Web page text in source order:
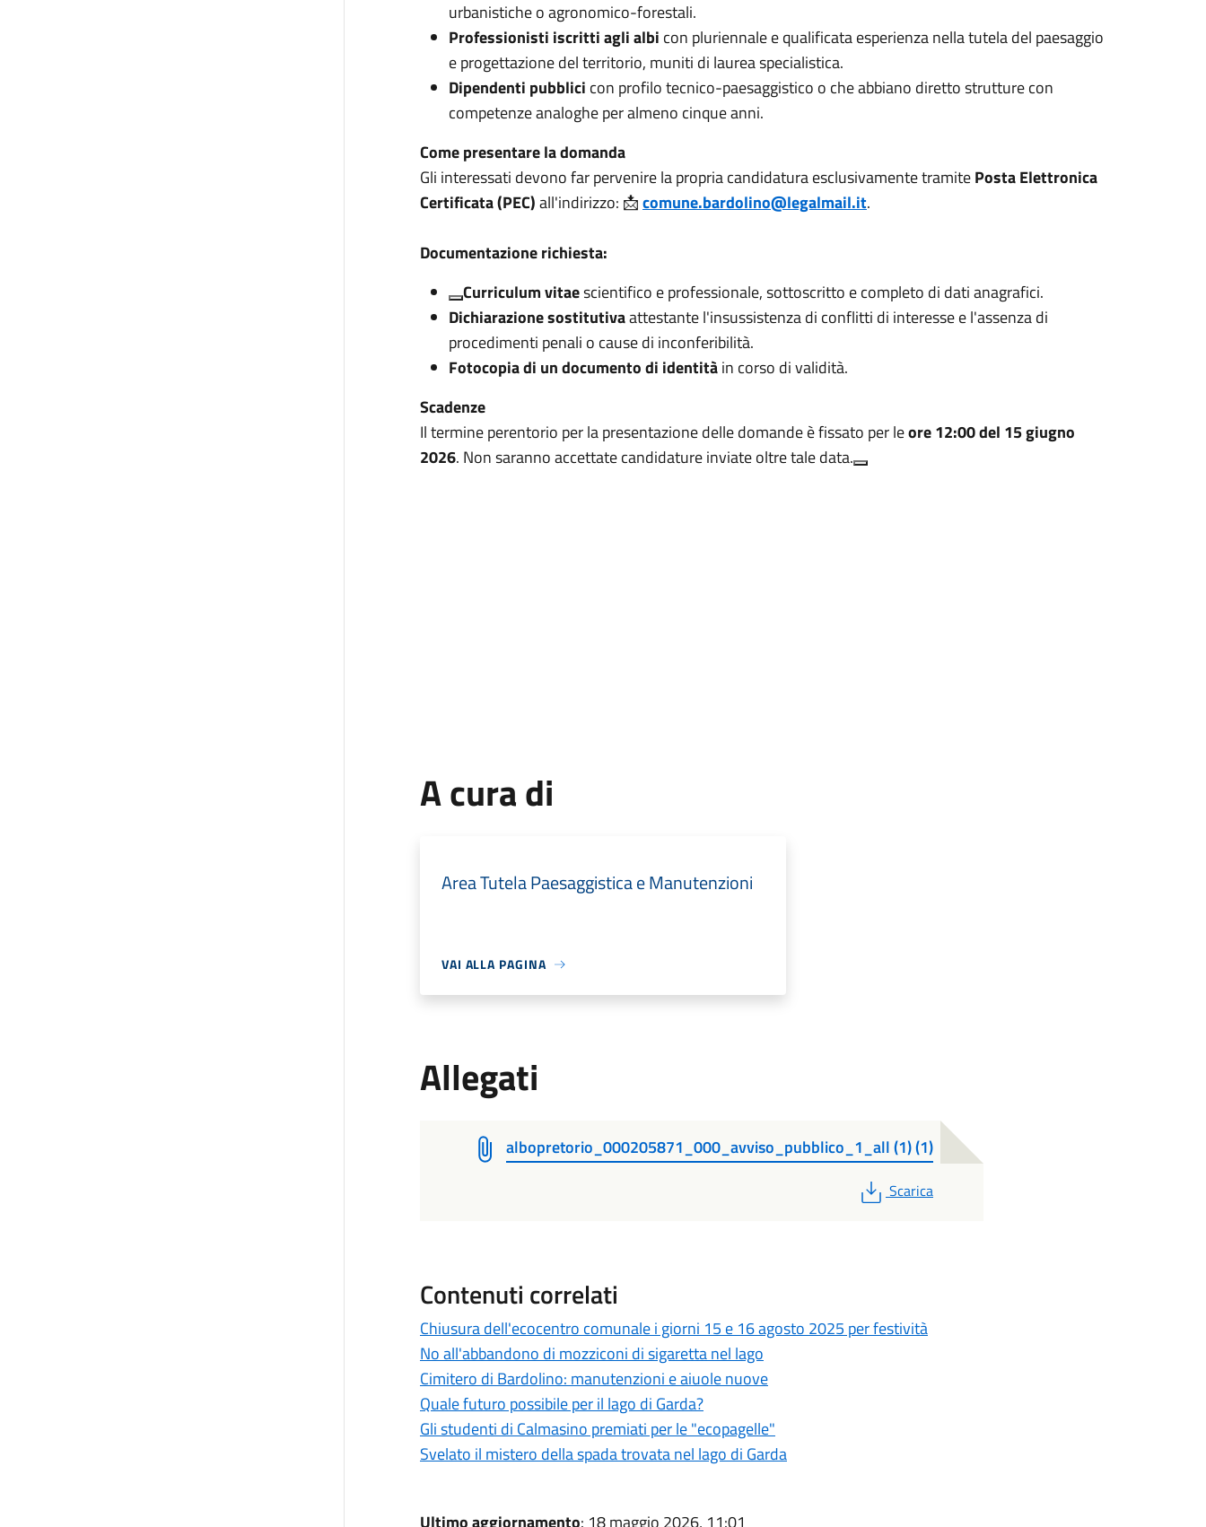
urbanistiche o agronomico-forestali.
Professionisti iscritti agli albi con pluriennale e qualificata esperienza nella tutela del paesaggio
e progettazione del territorio, muniti di laurea specialistica.
Dipendenti pubblici con profilo tecnico-paesaggistico o che abbiano diretto strutture con
competenze analoghe per almeno cinque anni.
Come presentare la domanda
Gli interessati devono far pervenire la propria candidatura esclusivamente tramitePosta Elettronica
Certificata (PEC)all'indirizzo: 📩comune.bardolino@legalmail.it.
Documentazione richiesta:
Curriculum vitaescientifico e professionale, sottoscritto e completo di dati anagrafici.
Dichiarazione sostitutivaattestante l'insussistenza di conflitti di interesse e l'assenza di
procedimenti penali o cause di inconferibilità.
Fotocopia di un documento di identitàin corso di validità.
Scadenze
Il termine perentorio per la presentazione delle domande è fissato per leore 12:00 del 15 giugno
2026. Non saranno accettate candidature inviate oltre tale data.
A cura di
Area Tutela Paesaggistica e Manutenzioni
VAI ALLA PAGINA
Allegati
albopretorio_000205871_000_avviso_pubblico_1_all (1) (1)
PDF
Scarica
Contenuti correlati
Chiusura dell'ecocentro comunale i giorni 15 e 16 agosto 2025 per festività
No all'abbandono di mozziconi di sigaretta nel lago
Cimitero di Bardolino: manutenzioni e aiuole nuove
Quale futuro possibile per il lago di Garda?
Gli studenti di Calmasino premiati per le "ecopagelle"
Svelato il mistero della spada trovata nel lago di Garda
Ultimo aggiornamento: 18 maggio 2026, 11:01